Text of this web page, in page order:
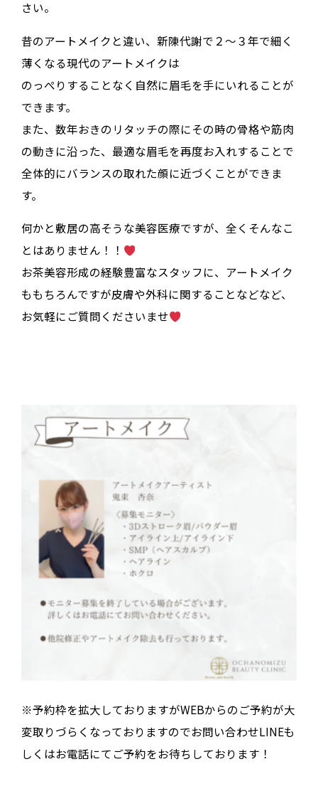
さい。
昔のアートメイクと違い、新陳代謝で２〜３年で細く
薄くなる現代のアートメイクは
のっぺりすることなく自然に眉毛を手にいれることが
できます。
また、数年おきのリタッチの際にその時の骨格や筋肉
の動きに沿った、最適な眉毛を再度お入れすることで
全体的にバランスの取れた顔に近づくことができま
す。
何かと敷居の高そうな美容医療ですが、全くそんなこ
とはありません！！
お茶美容形成の経験豊富なスタッフに、アートメイク
ももちろんですが皮膚や外科に関することなどなど、
お気軽にご質問くださいませ
※予約枠を拡大しておりますがWEBからのご予約が大
変取りづらくなっておりますのでお問い合わせLINEも
しくはお電話にてご予約をお待ちしております！